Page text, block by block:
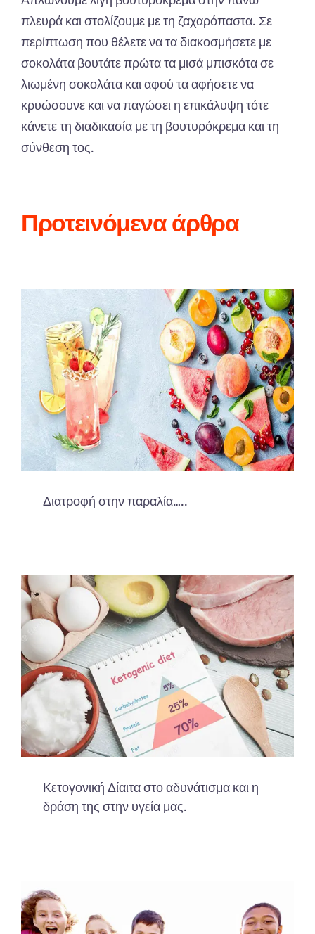
πλευρά και στολίζουμε με τη ζαχαρόπαστα. Σε
περίπτωση που θέλετε να τα διακοσμήσετε με
σοκολάτα βουτάτε πρώτα τα μισά μπισκότα σε
λιωμένη σοκολάτα και αφού τα αφήσετε να
κρυώσουνε και να παγώσει η επικάλυψη τότε
κάνετε τη διαδικασία με τη βουτυρόκρεμα και τη
σύνθεση τος.
Προτεινόμενα άρθρα
Διατροφή στην παραλία…..
Κετογονική Δίαιτα στο αδυνάτισμα και η
δράση της στην υγεία μας.